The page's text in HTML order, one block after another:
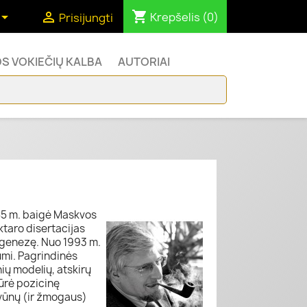
 Prisijungti shopping_cart Krepšelis (0)
VOKIEČIŲ KALBA AUTORIAI
m. baigė Maskvos
disertacijas
Nuo 1993 m.
Pagrindinės
modelių, atskirų
pozicinę
(ir žmogaus)